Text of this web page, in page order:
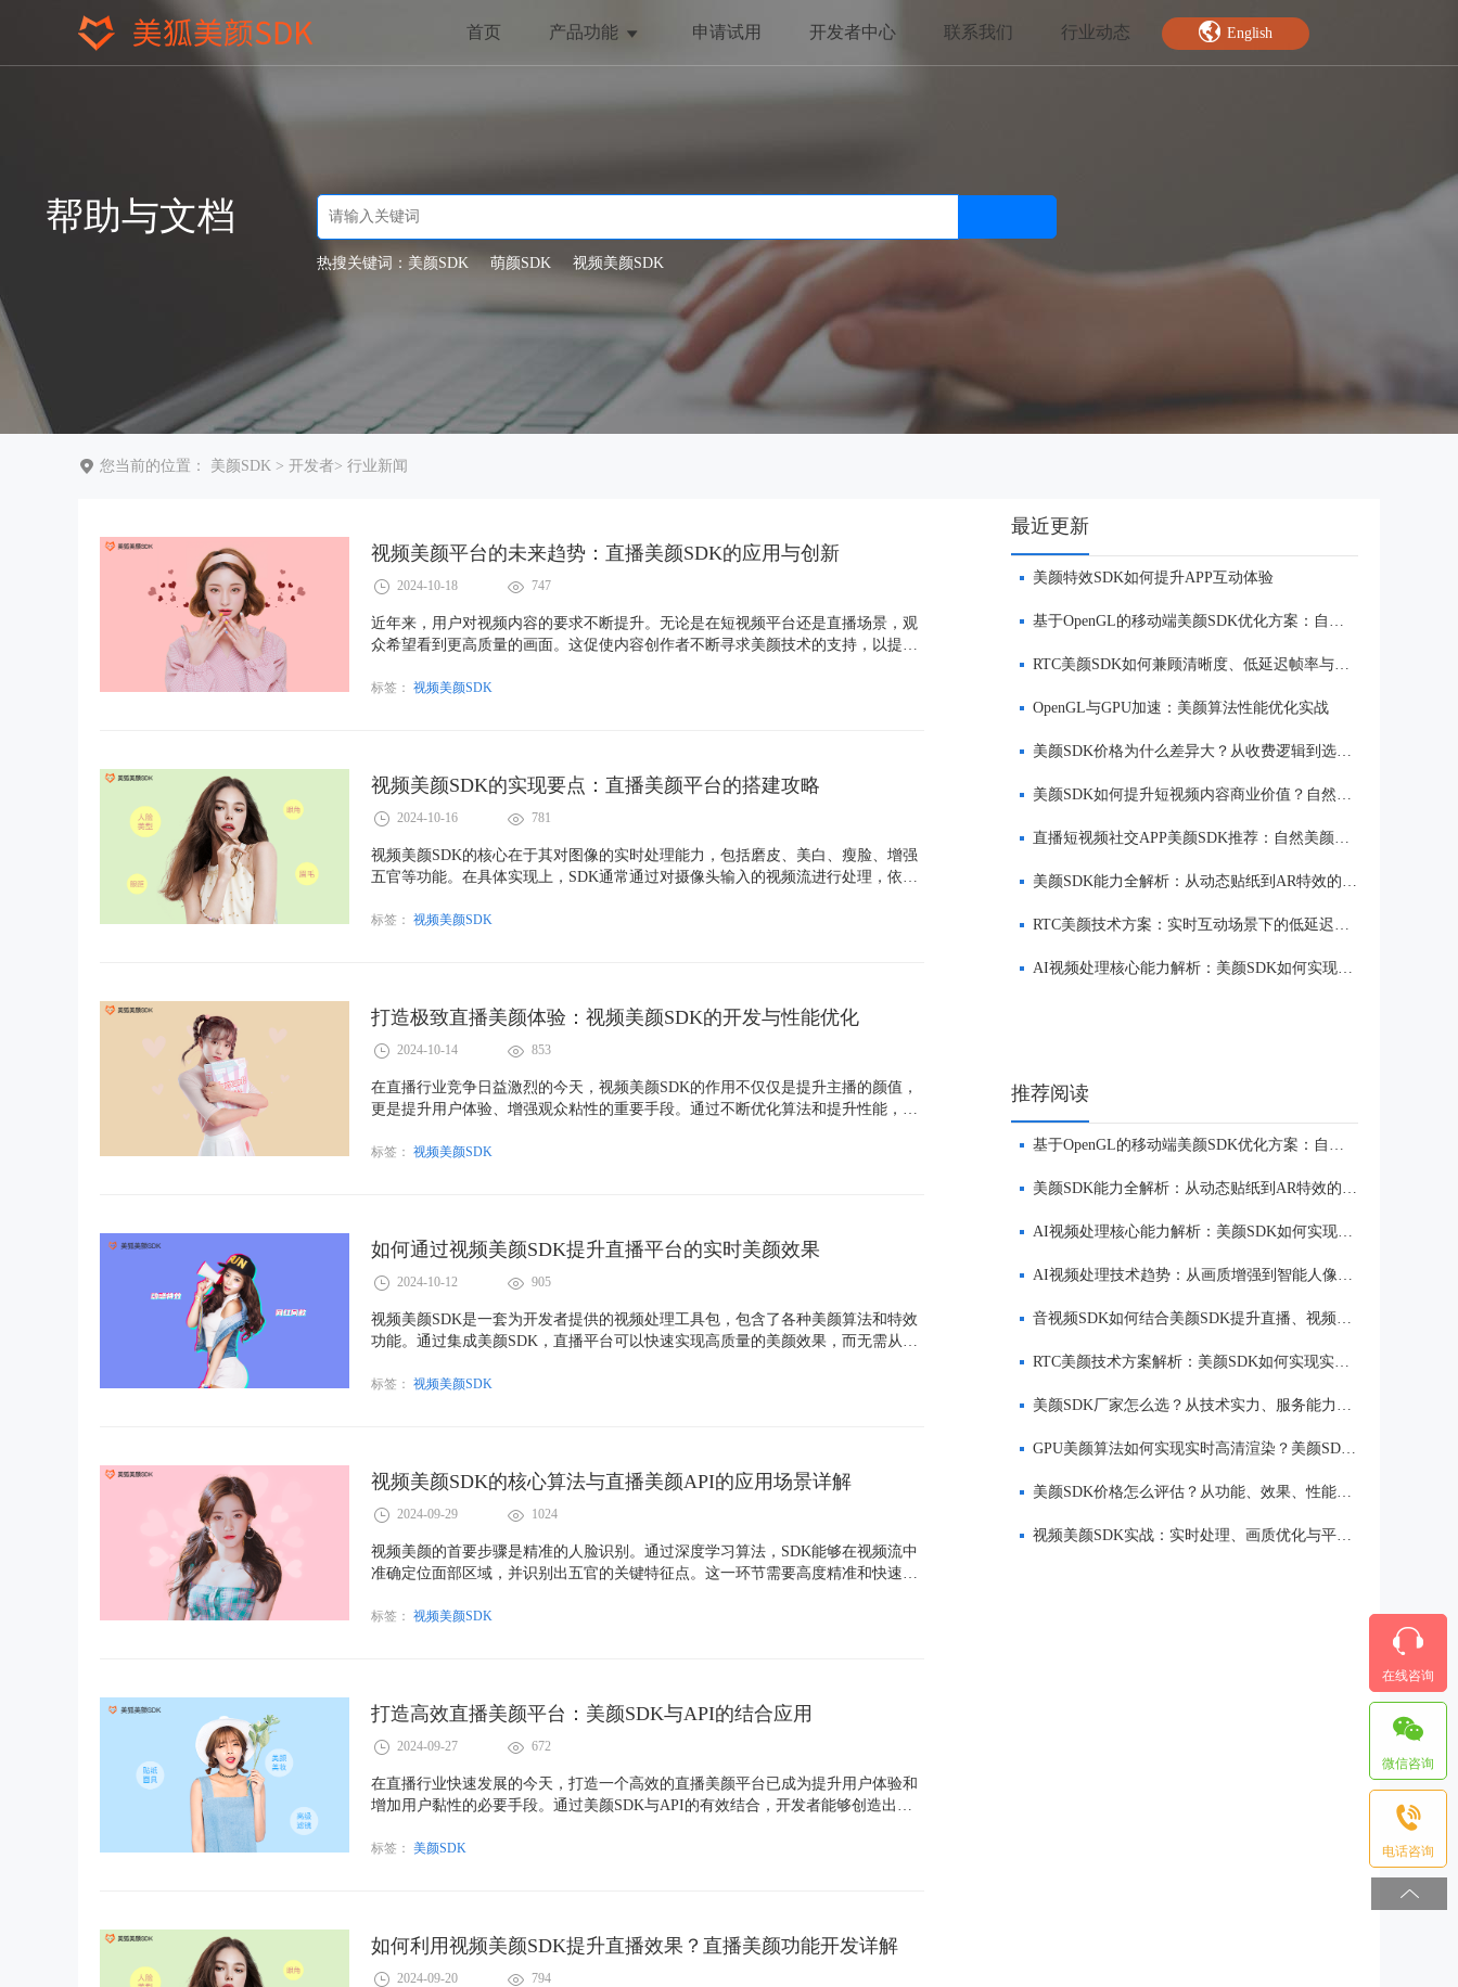
首页 产品功能
人脸美型
滤镜特效
哈哈镜
人脸关键点
AI人像分割
申请试用 开发者中心 联系我们 行业动态 English
帮助与文档
热搜关键词： 美颜SDK 萌颜SDK 视频美颜SDK
您当前的位置： 美颜SDK > 开发者> 行业新闻
视频美颜平台的未来趋势：直播美颜SDK的应用与创新
2024-10-18 747
近年来，用户对视频内容的要求不断提升。无论是在短视频平台还是直播场景，观
众希望看到更高质量的画面。这促使内容创作者不断寻求美颜技术的支持，以提升
们的观看兴趣。因此，直播美颜SDK的应用变得尤为重要。
标签： 视频美颜SDK
视频美颜SDK的实现要点：直播美颜平台的搭建攻略
2024-10-16 781
视频美颜SDK的核心在于其对图像的实时处理能力，包括磨皮、美白、瘦脸、增强
五官等功能。在具体实现上，SDK通常通过对摄像头输入的视频流进行处理，依托
标签： 视频美颜SDK
打造极致直播美颜体验：视频美颜SDK的开发与性能优化
2024-10-14 853
在直播行业竞争日益激烈的今天，视频美颜SDK的作用不仅仅是提升主播的颜值，
更是提升用户体验、增强观众粘性的重要手段。通过不断优化算法和提升性能，视
持。
标签： 视频美颜SDK
如何通过视频美颜SDK提升直播平台的实时美颜效果
2024-10-12 905
视频美颜SDK是一套为开发者提供的视频处理工具包，包含了各种美颜算法和特效
功能。通过集成美颜SDK，直播平台可以快速实现高质量的美颜效果，而无需从零
和稳定性。
标签： 视频美颜SDK
视频美颜SDK的核心算法与直播美颜API的应用场景详解
2024-09-29 1024
视频美颜的首要步骤是精准的人脸识别。通过深度学习算法，SDK能够在视频流中
准确定位面部区域，并识别出五官的关键特征点。这一环节需要高度精准和快速的
标签： 视频美颜SDK
打造高效直播美颜平台：美颜SDK与API的结合应用
2024-09-27 672
在直播行业快速发展的今天，打造一个高效的直播美颜平台已成为提升用户体验和
增加用户黏性的必要手段。通过美颜SDK与API的有效结合，开发者能够创造出更
这一领域将迎来更加广阔的发展前景。
标签： 美颜SDK
如何利用视频美颜SDK提升直播效果？直播美颜功能开发详解
2024-09-20 794
最近更新
美颜特效SDK如何提升APP互动体验
基于OpenGL的移动端美颜SDK优化方案：自然美颜、低延迟与多端适配
RTC美颜SDK如何兼顾清晰度、低延迟帧率与自然美颜效果
OpenGL与GPU加速：美颜算法性能优化实战
美颜SDK价格为什么差异大？从收费逻辑到选型优势一次讲清
美颜SDK如何提升短视频内容商业价值？自然美颜、实时渲染与多端适配优势解析
直播短视频社交APP美颜SDK推荐：自然美颜、低延迟与多端适配对比
美颜SDK能力全解析：从动态贴纸到AR特效的实时渲染方案
RTC美颜技术方案：实时互动场景下的低延迟美颜
AI视频处理核心能力解析：美颜SDK如何实现美颜、实时渲染与多端适配
推荐阅读
基于OpenGL的移动端美颜SDK优化方案：自然美颜、低延迟与多端适配
美颜SDK能力全解析：从动态贴纸到AR特效的实时渲染方案
AI视频处理核心能力解析：美颜SDK如何实现美颜、实时渲染与多端适配
AI视频处理技术趋势：从画质增强到智能人像优化
音视频SDK如何结合美颜SDK提升直播、视频社交与互动体验
RTC美颜技术方案解析：美颜SDK如何实现实时互动场景下的低延迟美颜
美颜SDK厂家怎么选？从技术实力、服务能力到品牌口碑全面解析
GPU美颜算法如何实现实时高清渲染？美颜SDK核心技术解析
美颜SDK价格怎么评估？从功能、效果、性能到服务全面解析
视频美颜SDK实战：实时处理、画质优化与平台适配
在线咨询
微信咨询
电话咨询